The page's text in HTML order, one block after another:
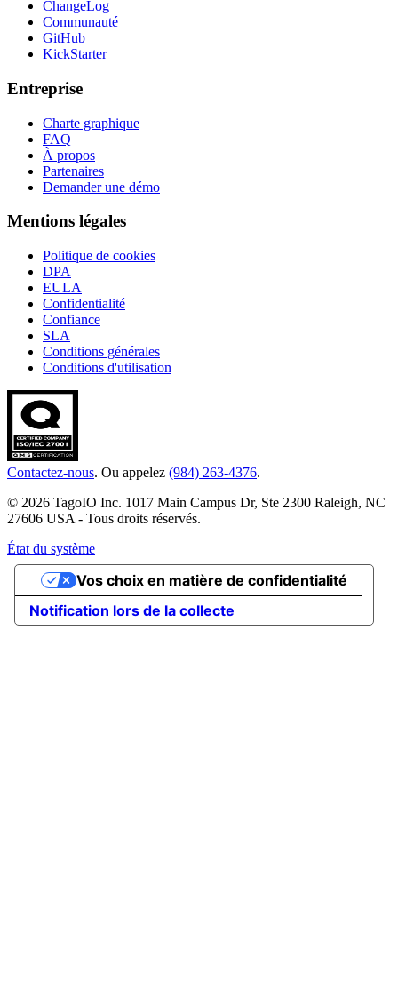
ChangeLog
Communauté
GitHub
KickStarter
Entreprise
Charte graphique
FAQ
À propos
Partenaires
Demander une démo
Mentions légales
Politique de cookies
DPA
EULA
Confidentialité
Confiance
SLA
Conditions générales
Conditions d'utilisation
Contactez-nous. Ou appelez (984) 263-4376.
© 2026 TagoIO Inc. 1017 Main Campus Dr, Ste 2300 Raleigh, NC
27606 USA - Tous droits réservés.
État du système
Notification lors de la collecte
Vos choix en matière de confidentialité